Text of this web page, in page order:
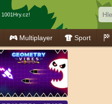
1001Hry.cz!
Multiplayer Sport